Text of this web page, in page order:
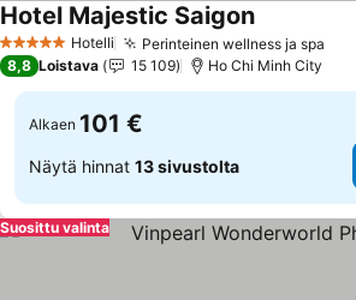
5 Tähtiluokitus
Hotelli Perinteinen wellness ja spa
Hotel Majestic SaigonKatso hinnat
8,8 Loistava 15 109 Ho Chi Minh City
Alkaen 101 €
Näytä hinnat 13 sivustolta
Suosittu valinta